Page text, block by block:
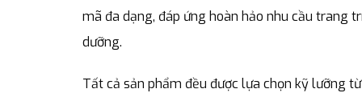
mã đa dạng, đáp ứng hoàn hảo nhu cầu trang
dưỡng.
Tất cả sản phẩm đều được lựa chọn kỹ lưỡng